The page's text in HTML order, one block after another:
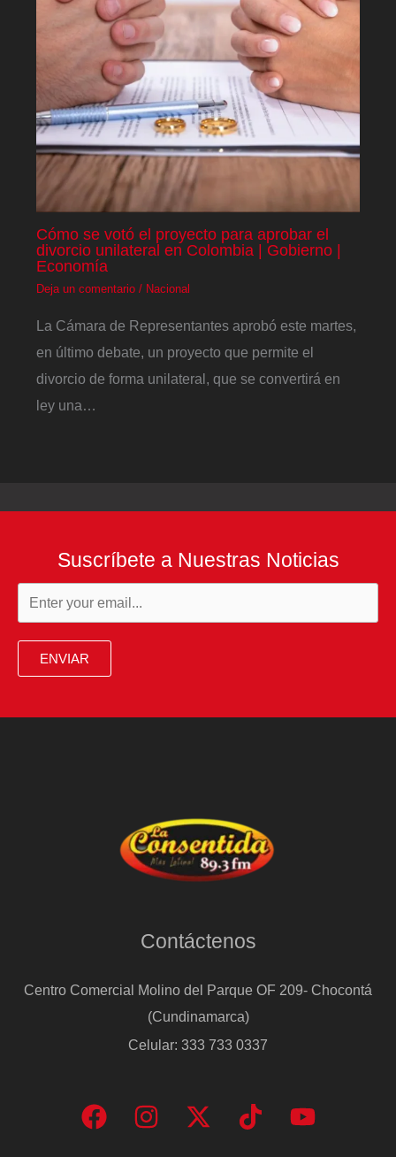
Cómo se votó el proyecto para aprobar el
divorcio unilateral en Colombia | Gobierno |
Economía
Deja un comentario / Nacional
La Cámara de Representantes aprobó este martes,
en último debate, un proyecto que permite el
divorcio de forma unilateral, que se convertirá en
ley una…
Suscríbete a Nuestras Noticias
ENVIAR
Contáctenos
Centro Comercial Molino del Parque OF 209- Chocontá
(Cundinamarca)
Celular: 333 733 0337